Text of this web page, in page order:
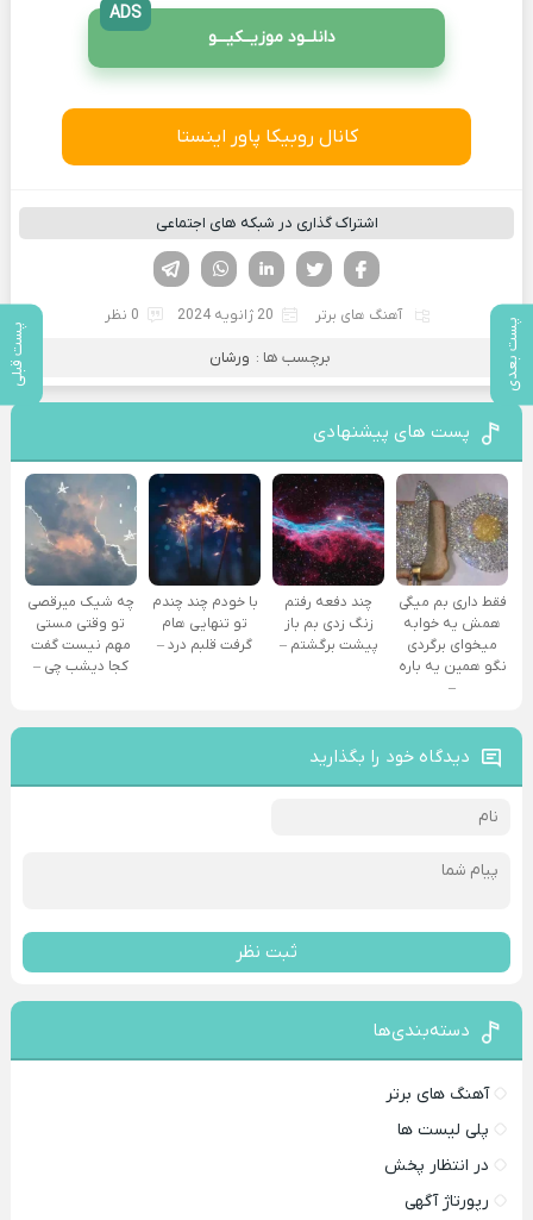
پست بعدی پست قبلی
دانلــود موزیــکیـــو
ADS
کانال روبیکا پاور اینستا
اشتراک گذاری در شبکه های اجتماعی
لینکدین تویتر
فیسوک
آهنگ های برتر 20 ژانویه 2024 0 نظر
برچسب ها : ورشان
پست های پیشنهادی
فقط داری بم میگی
همش یه خوابه
میخوای برگردی
نگو همین یه باره
–
چند دفعه رفتم
زنگ زدی بم باز
پیشت برگشتم –
با خودم چند چندم
تو تنهایی هام
گرفت قلبم درد –
چه شیک میرقصی
تو وقتی مستی
مهم نیست گفت
کجا دیشب چی –
دیدگاه خود را بگذارید
ثبت نظر
دسته‌بندی‌ها
آهنگ های برتر
پلی لیست ها
در انتظار پخش
رپورتاژ آگهی